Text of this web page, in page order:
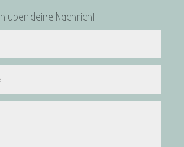
über deine Nachricht!